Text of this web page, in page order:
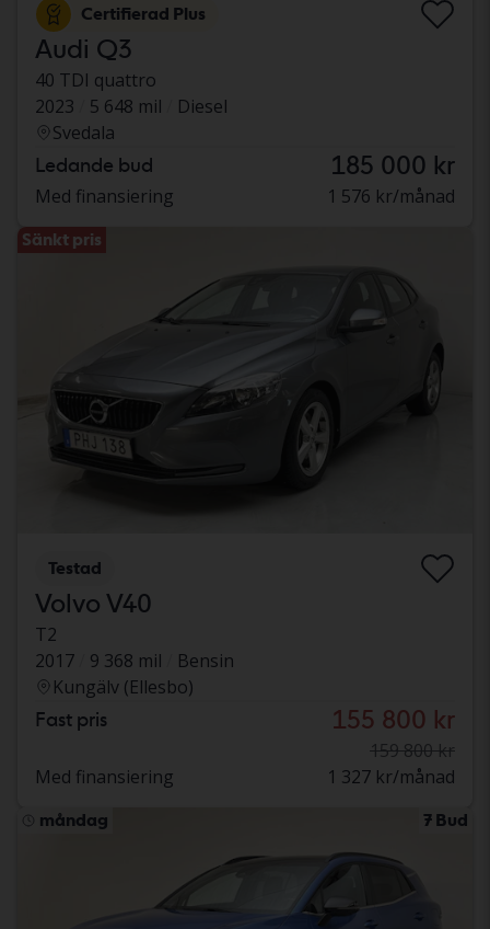
Certifierad Plus
Audi Q3
40 TDI quattro
2023
5 648 mil
Diesel
Svedala
Ledande bud 185 000 kr
Med finansiering 1 576 kr/månad
Sänkt pris
Testad
Volvo V40
T2
2017
9 368 mil
Bensin
Kungälv (Ellesbo)
Fast pris 155 800 kr
159 800 kr
Med finansiering
1 327 kr/månad
måndag 7 Bud